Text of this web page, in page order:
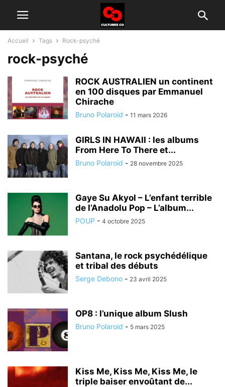
Accueil Tags Rock-psyché
rock-psyché
ROCK AUSTRALIEN un continent
en 100 disques par Emmanuel
Chirache
Bruno Polaroid - 11 mars 2026
GIRLS IN HAWAII : les albums
From Here To There et...
Bruno Polaroid - 28 novembre 2025
Gaye Su Akyol – L’enfant terrible
de l’Anadolu Pop – L’album...
POUP - 4 octobre 2025
Santana, le rock psychédélique
et tribal des débuts
Serge Debono - 23 avril 2025
OP8 : l’unique album Slush
Bruno Polaroid - 5 mars 2025
Kiss Me, Kiss Me, Kiss Me, le
triple baiser envoûtant de...